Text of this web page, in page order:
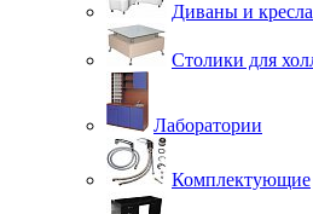
Диваны и
Столики для
Лаборатории
Комплектующие